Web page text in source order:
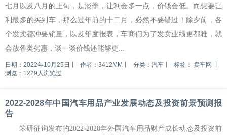
七月以及八月的上旬，是淡季，让利会多一点，价钱会低。而想要让
利最多的买到车，那么过年前的十二月，必然不要错过！除夕前，各
个发卖都冲要销量，以及年度报表，车商们为了发卖业绩更都雅，就
会放各类劣惠，谈一谈价钱还能够更...
日期：2022年10月25日 作者：3412MM 分类：汽车丨 标签： 卖车网
浏览：1229人浏览过
2022-2028年中国汽车用品产业发展动态及投资前景预测报
告
笨研征询发布的2022-2028年外国汽车用品财产成长动态及投资前